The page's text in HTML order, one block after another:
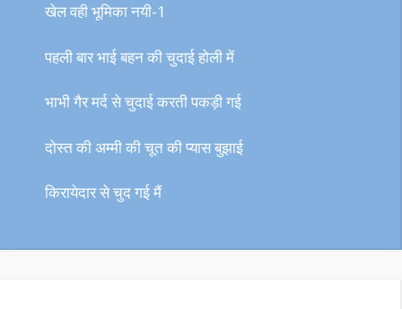
खेल वही भूमिका नयी-1
पहली बार भाई बहन की चुदाई होली में
भाभी गैर मर्द से चुदाई करती पकड़ी गई
दोस्त की अम्मी की चूत की प्यास बुझाई
किरायेदार से चुद गई मैं